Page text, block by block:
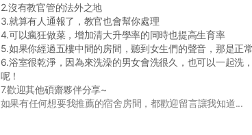
2.沒有教官管的法外之地
3.就算有人通報了，教官也會幫你處理
4.可以瘋狂做菜，增加清大升學率的同時也提高生育率
5.如果你經過五樓中間的房間，聽到女生們的聲音，那是正
6.浴室很乾淨，因為來洗澡的男女會洗很久，也可以一起洗
呢！
7.歡迎其他碩齋夥伴分享~
如果有任何想要我推薦的宿舍房間，都歡迎留言讓我知道...